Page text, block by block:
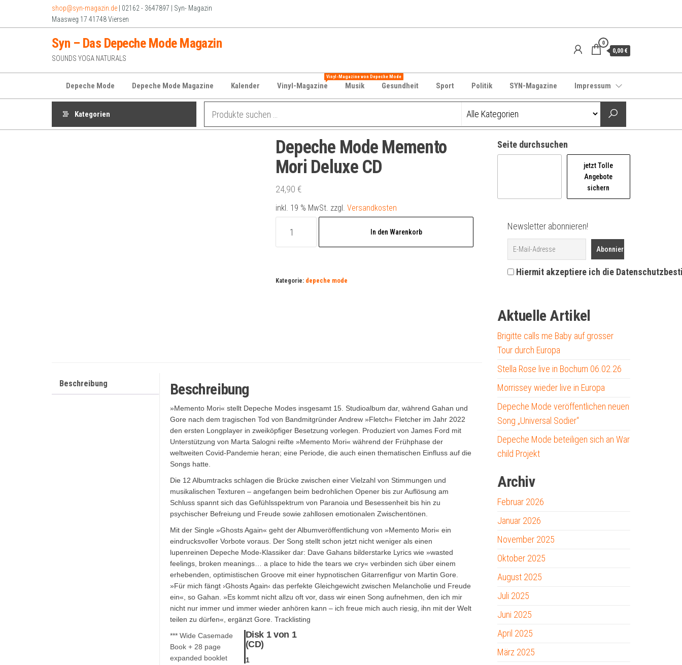
shop@syn-magazin.de | 02162 - 3647897 | Syn- Magazin
Maasweg 17 41748 Viersen
Syn – Das Depeche Mode Magazin
SOUNDS YOGA NATURALS
0
0,00 €
Depeche Mode Depeche Mode Magazine Kalender Vinyl-Magazine
Vinyl-Magazine von Depeche Mode
Musik Gesundheit Sport Politik SYN-Magazine Impressum
Kategorien
Depeche Mode Memento
Mori Deluxe CD
24,90 €
inkl. 19 % MwSt. zzgl. Versandkosten
Mode
Deluxe
In den Warenkorb
Kategorie: depeche mode
Beschreibung Beschreibung
»Memento Mori« stellt Depeche Modes insgesamt 15. Studioalbum dar, während Gahan und
Gore nach dem tragischen Tod von Bandmitgründer Andrew »Fletch« Fletcher im Jahr 2022
den ersten Longplayer in zweiköpfiger Besetzung vorlegen. Produziert von James Ford mit
Unterstützung von Marta Salogni reifte »Memento Mori« während der Frühphase der
weltweiten Covid-Pandemie heran; eine Periode, die auch einen thematischen Einfluss auf die
Songs hatte.
Die 12 Albumtracks schlagen die Brücke zwischen einer Vielzahl von Stimmungen und
musikalischen Texturen – angefangen beim bedrohlichen Opener bis zur Auflösung am
Schluss spannt sich das Gefühlsspektrum von Paranoia und Besessenheit bis hin zu
psychischer Befreiung und Freude sowie zahllosen emotionalen Zwischentönen.
Mit der Single »Ghosts Again« geht der Albumveröffentlichung von »Memento Mori« ein
eindrucksvoller Vorbote voraus. Der Song stellt schon jetzt nicht weniger als einen
lupenreinen Depeche Mode-Klassiker dar: Dave Gahans bilderstarke Lyrics wie »wasted
feelings, broken meanings… a place to hide the tears we cry« verbinden sich über einem
erhebenden, optimistischen Groove mit einer hypnotischen Gitarrenfigur von Martin Gore.
»Für mich fängt ›Ghosts Again‹ das perfekte Gleichgewicht zwischen Melancholie und Freude
ein«, so Gahan. »Es kommt nicht allzu oft vor, dass wir einen Song aufnehmen, den ich mir
nicht nur immer und immer wieder anhören kann – ich freue mich auch riesig, ihn mit der Welt
teilen zu dürfen«, ergänzt Gore. Tracklisting
*** Wide Casemade
Book + 28 page
expanded booklet
Disk 1 von 1
(CD)
1
Seite durchsuchen
jetzt Tolle
Angebote
sichern
Newsletter abonnieren!
Hiermit akzeptiere ich die
Aktuelle Artikel
Brigitte calls me Baby auf grosser
Tour durch Europa
Stella Rose live in Bochum 06.02.26
Morrissey wieder live in Europa
Depeche Mode veröffentlichen neuen
Song „Universal Sodier“
Depeche Mode beteiligen sich an War
child Projekt
Archiv
Februar 2026
Januar 2026
November 2025
Oktober 2025
August 2025
Juli 2025
Juni 2025
April 2025
März 2025